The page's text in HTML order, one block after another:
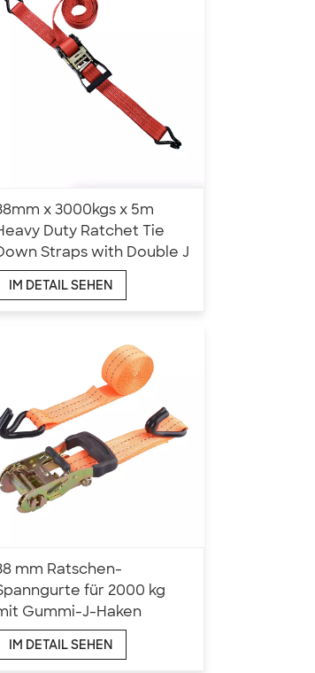
x 3000kgs x 5m
Duty Ratchet Tie
Straps with Double J
IM DETAIL SEHEN
mm Ratschen-
für 2000 kg
Gummi-J-Haken
IM DETAIL SEHEN